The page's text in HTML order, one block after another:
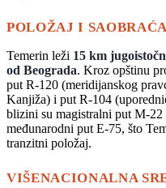
POLOŽAJ I
Temerin leži 15 km
od Beograda. Kroz opštinu
put R-120 (meridijanskog
Kanjiža) i put R-104
blizini su magistralni put M-
međunarodni put E-75, što
tranzitni položaj.
VIŠENACIONALNA